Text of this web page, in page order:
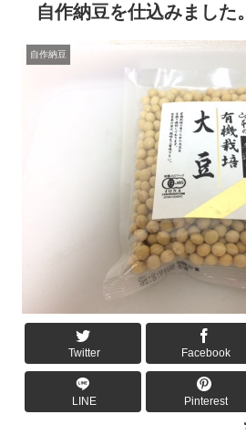
自作納豆を仕込みました。
自作納豆
Twitter Facebook
LINE Pinterest